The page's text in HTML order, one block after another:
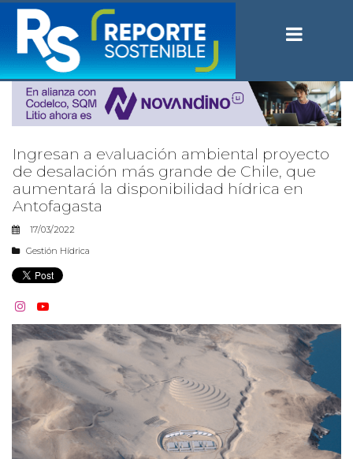
Ingresan a evaluación ambiental proyecto
de desalación más grande de Chile, que
aumentará la disponibilidad hídrica en
Antofagasta
17/03/2022
Gestión Hídrica
 